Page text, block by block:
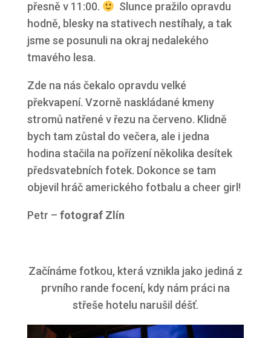
přesně v 11:00.
Slunce pražilo opravdu
hodně, blesky na stativech nestíhaly, a tak
jsme se posunuli na okraj nedalekého
tmavého lesa.
Zde na nás čekalo opravdu velké
překvapení. Vzorně naskládané kmeny
stromů natřené v řezu na červeno. Klidně
bych tam zůstal do večera, ale i jedna
hodina stačila na pořízení několika desítek
předsvatebních fotek. Dokonce se tam
objevil hráč amerického fotbalu a cheer girl!
Petr – fotograf Zlín
Začínáme fotkou, která vznikla jako jediná z
prvního rande focení, kdy nám práci na
střeše hotelu narušil déšť.